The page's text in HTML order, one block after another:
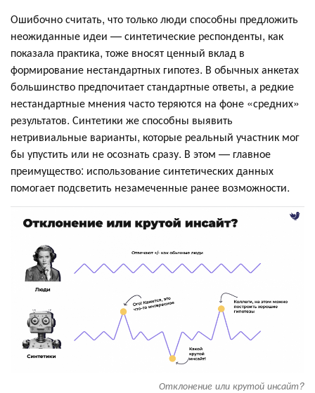
Ошибочно считать, что только люди способны предложить
неожиданные идеи — синтетические респонденты, как
показала практика, тоже вносят ценный вклад в
формирование нестандартных гипотез. В обычных анкетах
большинство предпочитает стандартные ответы, а редкие
нестандартные мнения часто теряются на фоне «средних»
результатов. Синтетики же способны выявить
нетривиальные варианты, которые реальный участник мог
бы упустить или не осознать сразу. В этом — главное
преимущество: использование синтетических данных
помогает подсветить незамеченные ранее возможности.
Отклонение или крутой инсайт?